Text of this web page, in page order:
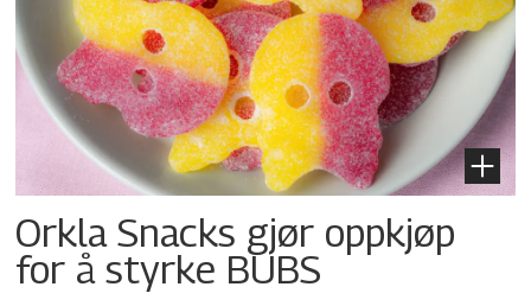
Orkla Snacks gjør oppkjøp
for å styrke BUBS